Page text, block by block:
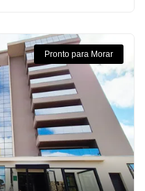
Pronto para Morar